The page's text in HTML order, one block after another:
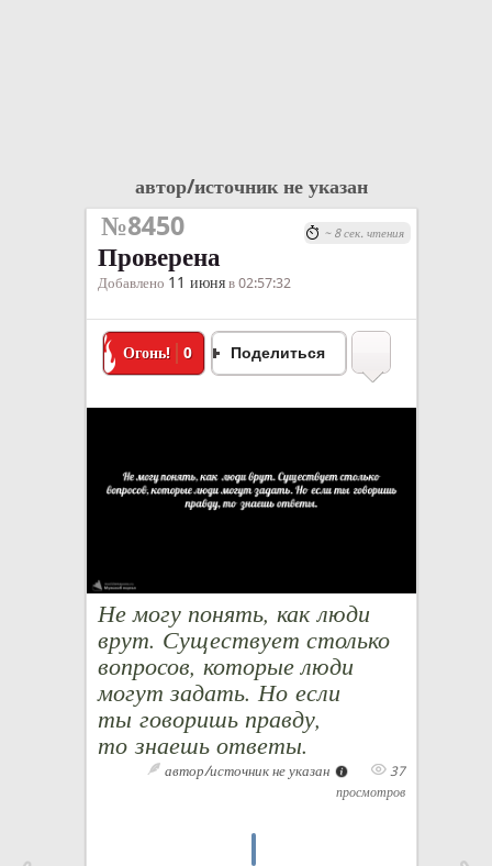
автор/источник не указан
№8450
Проверена
Добавлено 11 июня в 02:57:32
Огонь! 0 Поделиться
Не могу понять, как люди
врут. Существует столько
вопросов, которые люди
могут задать. Но если
ты говоришь правду,
то знаешь ответы.
автор/источник не указан
37
просмотров
~ 8 сек. чтения